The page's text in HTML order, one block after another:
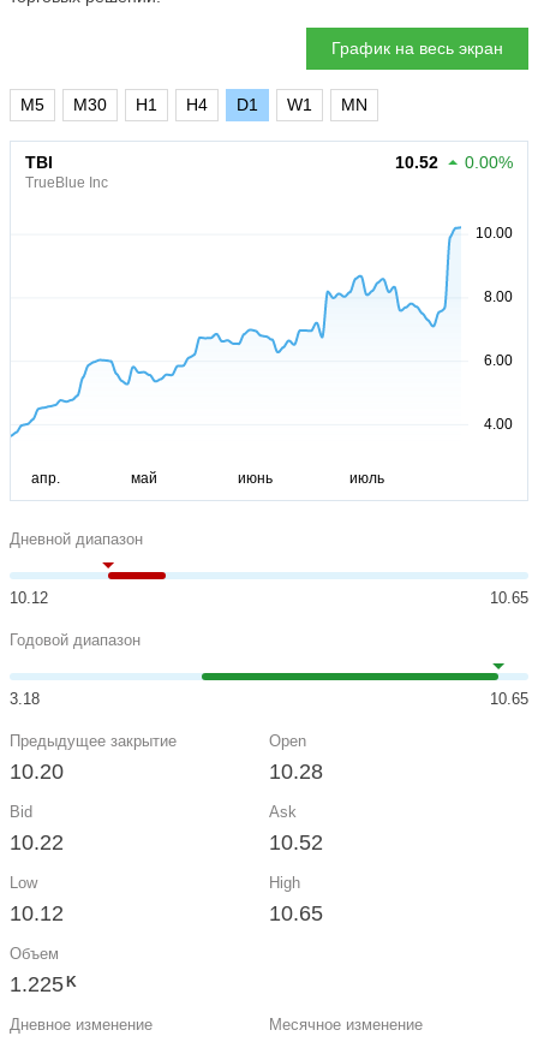
График на весь экран
M5 M30 H1 H4 D1 W1 MN
TBI
TrueBlue Inc
10.52 0.00%
Дневной диапазон
10.12 10.65
Годовой диапазон
3.18 10.65
Предыдущее закрытие
10.20
Open
10.28
Bid
10.22
Ask
10.52
Low
10.12
High
10.65
Объем
1.225 K
Дневное изменение Месячное изменение